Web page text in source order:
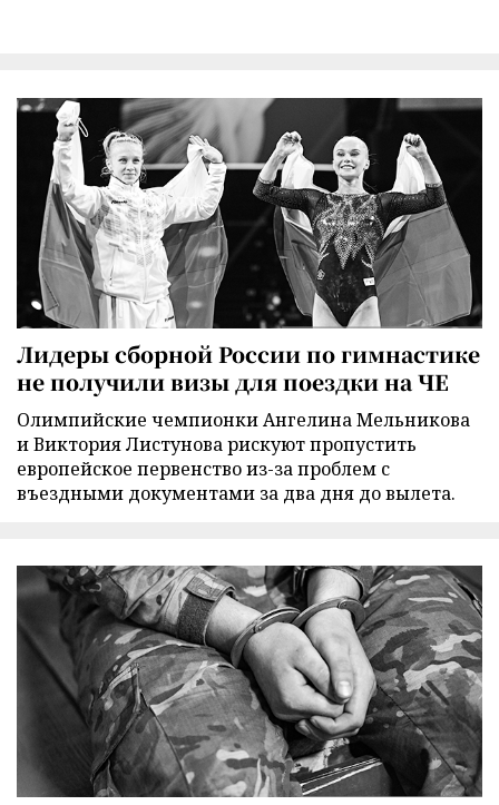
Лидеры сборной России по гимнастике
не получили визы для поездки на ЧЕ
Олимпийские чемпионки Ангелина Мельникова
и Виктория Листунова рискуют пропустить
европейское первенство из-за проблем с
въездными документами за два дня до вылета.